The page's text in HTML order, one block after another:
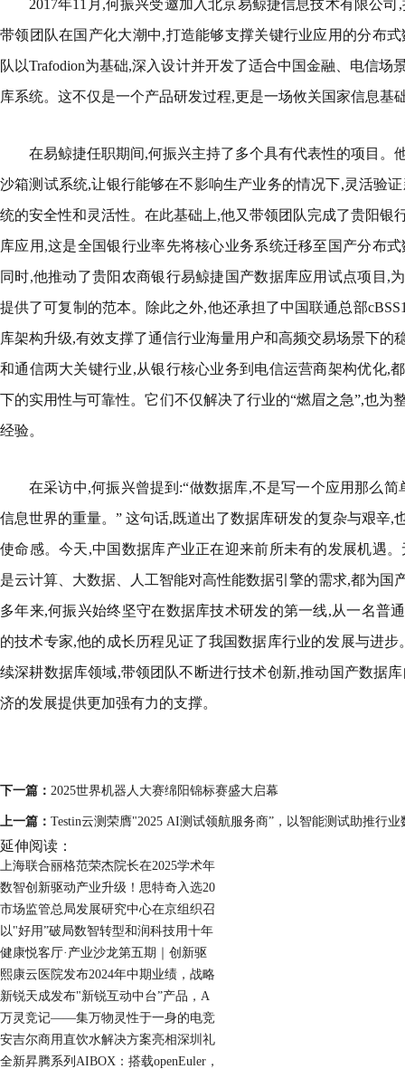
2017年11月,何振兴受邀加入北京易鲸捷信息技术有限公
带领团队在国产化大潮中,打造能够支撑关键行业应用的分布
队以Trafodion为基础,深入设计并开发了适合中国金融、电信场
库系统。这不仅是一个产品研发过程,更是一场攸关国家信息基
在易鲸捷任职期间,何振兴主持了多个具有代表性的项目。
沙箱测试系统,让银行能够在不影响生产业务的情况下,灵活验
统的安全性和灵活性。在此基础上,他又带领团队完成了贵阳银
库应用,这是全国银行业率先将核心业务系统迁移至国产分布
同时,他推动了贵阳农商银行易鲸捷国产数据库应用试点项目,
提供了可复制的范本。除此之外,他还承担了中国联通总部
库架构升级,有效支撑了通信行业海量用户和高频交易场景下的
和通信两大关键行业,从银行核心业务到电信运营商架构优化,
下的实用性与可靠性。它们不仅解决了行业的“燃眉之急”,也为
经验。
在采访中,何振兴曾提到:“做数据库,不是写一个应用那么
信息世界的重量。” 这句话,既道出了数据库研发的复杂与艰辛,
使命感。今天,中国数据库产业正在迎来前所未有的发展机遇
是云计算、大数据、人工智能对高性能数据引擎的需求,都为国
多年来,何振兴始终坚守在数据库技术研发的第一线,从一名普
的技术专家,他的成长历程见证了我国数据库行业的发展与进
续深耕数据库领域,带领团队不断进行技术创新,推动国产数据
济的发展提供更加强有力的支撑。
下一篇： 2025世界机器人大赛绵阳锦标赛盛大启幕
上一篇： Testin云测荣膺"2025 AI测试领航服务商”，以智能测试助推行业
延伸阅读：
上海联合丽格范荣杰院长在2025学术年
数智创新驱动产业升级！思特奇入选20
市场监管总局发展研究中心在京组织召
以"好用”破局数智转型和润科技用十年
健康悦客厅·产业沙龙第五期｜创新驱
熙康云医院发布2024年中期业绩，战略
新锐天成发布"新锐互动中台”产品，A
万灵竞记——集万物灵性于一身的电竞
安吉尔商用直饮水解决方案亮相深圳礼
全新昇腾系列AIBOX：搭载openEuler，